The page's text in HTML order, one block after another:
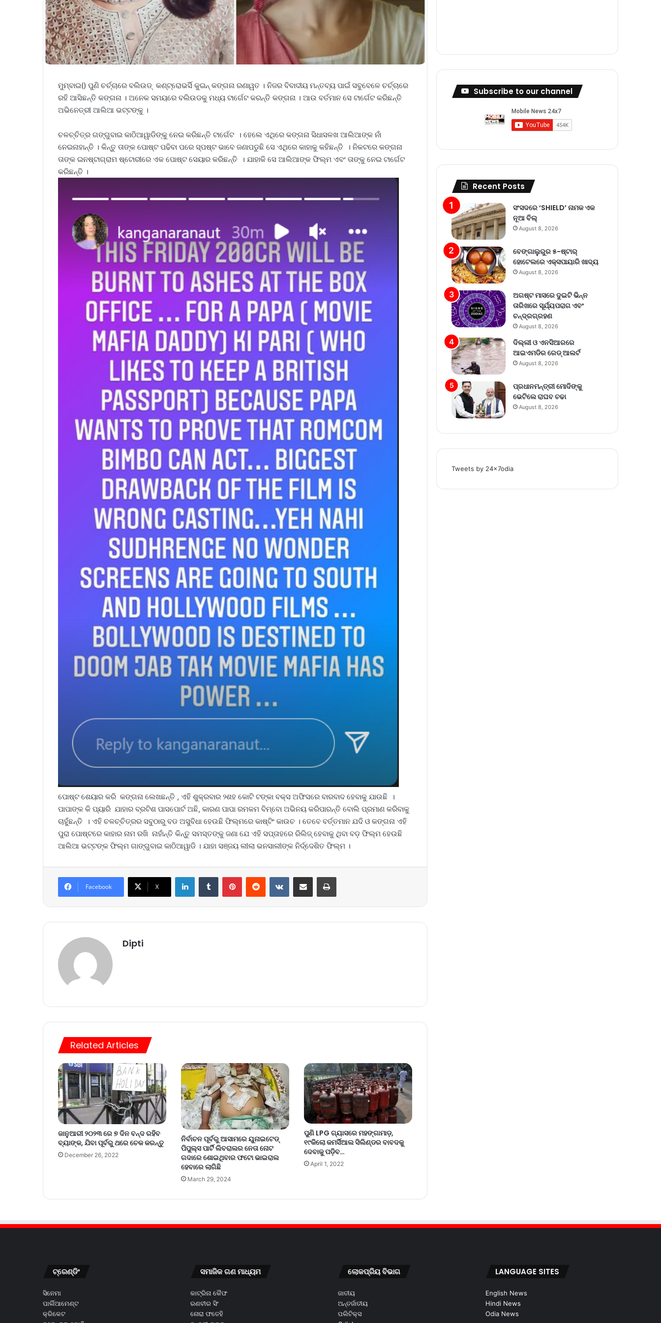
ମୁମ୍ବାଇ() ପୁଣି ଚର୍ଚ୍ଚାରେ ବଲିଉଡ୍ କଣ୍ଟ୍ରୋଭର୍ସି କୁଇନ୍ କଙ୍ଗନା ରଣାୱତ । ନିଜର ବିବାଦୀୟ ମନ୍ତବ୍ୟ ପାଇଁ ସବୁବେଳେ ଚର୍ଚ୍ଚାରେ
ରହି ଆସିଛନ୍ତି କଙ୍ଗନା । ଅନେକ ସମୟରେ ବଲିଉଡକୁ ମଧ୍ୟ ଟାର୍ଗେଟ କରନ୍ତି କଙ୍ଗନା । ଆଉ ବର୍ତମାନ ସେ ଟାର୍ଗେଟ କରିଛନ୍ତି
ଅଭିନେତ୍ରୀ ଆଲିଆ ଭଟ୍ଟଙ୍କୁ ।
ଚଳଚ୍ଚିତ୍ର ଗଙ୍ଗୁବାଇ କାଠିଆୱାଡିଙ୍କୁ ନେଇ କରିଛନ୍ତି ଟାର୍ଗେଟ । ହେଲେ ଏଥିରେ କଙ୍ଗନା ସିଧାସଳଖ ଆଲିଆଙ୍କ ନାଁ
ନେଇନାହାନ୍ତି । କିନ୍ତୁ ତାଙ୍କ ପୋଷ୍ଟ ପଢିବା ପରେ ସ୍ପଷ୍ଟ ଭାବେ ଜଣାପଡୁଛି ସେ ଏଥିରେ କାହାକୁ କହିଛନ୍ତି । ନିକଟରେ କଙ୍ଗନା
ତାଙ୍କ ଇନଷ୍ଟାଗ୍ରାମ ଷ୍ଟୋରୀରେ ଏକ ପୋଷ୍ଟ ସେୟାର କରିଛନ୍ତି । ଯାହାକି ସେ ଆଲିଆଙ୍କ ଫିଲ୍ମ ଏବଂ ତାଙ୍କୁ ନେଇ ଟାର୍ଗେଟ
କରିଛନ୍ତି ।
ପୋଷ୍ଟ ଶେୟାର କରି କଙ୍ଗନା ଲେଖଛନ୍ତି , ଏହି ଶୁକ୍ରବାର ୨ଶହ କୋଟି ଟଙ୍କା ବକ୍ସ ଅଫିସରେ ବାରବାଦ ହେବାକୁ ଯାଉଛି ।
ପାପାଙ୍କ କି ପ୍ୟାରି ଯାହାର ବ୍ରଟିଶ ପାସପୋର୍ଟ ଅଛି, କାରଣ ପାପା ରମକମ ବିମ୍ବୋ ଅଭିନୟ କରିପାରନ୍ତି ବୋଲି ପ୍ରମାଣ କରିବାକୁ
ଚାହୁଁଛନ୍ତି । ଏହି ଚଳଚ୍ଚିତ୍ରର ସବୁଠାରୁ ବଡ ଅସୁବିଧା ହେଉଛି ଫିଲ୍ମରେ କାଷ୍ଟିଂ କାଉଚ । ତେବେ ବର୍ତ୍ତମାନ ଯଦି ଓ କଙ୍ଗନା ଏହି
ପୁରା ପୋଷ୍ଟରେ କାହାର ନାମ ରଖି ନାହାଁନ୍ତି କିନ୍ତୁ ସମସ୍ତଙ୍କୁ ଜଣା ଯେ ଏହି ସପ୍ତାହରେ ରିଲିଜ୍ ହେବାକୁ ଥିବା ବଡ଼ ଫିଲ୍ମ ହେଉଛି
ଆଲିଆ ଭଟ୍ଟଙ୍କ ଫିଲ୍ମ ଗାଙ୍ଗୁବାଇ କାଠିଆୱାଡି । ଯାହା ସଞ୍ଜୟ ଲୀଲା ଭନସାଲୀଙ୍କ ନିର୍ଦ୍ଦେଶିତ ଫିଲ୍ମ ।
Facebook X
Dipti
Related Articles
ଜାନୁଆରୀ ୨୦୨୩ ରେ ୭ ଦିନ ବନ୍ଦ ରହିବ
ବ୍ୟାଙ୍କ, ଯିବା ପୂର୍ବରୁ ଥରେ ଚେକ କରନ୍ତୁ
December 26, 2022
ନିର୍ବାଚନ ପୂର୍ବରୁ ଆସାମରେ ୟୁନାଇଟେଡ୍
ପିପୁଲ୍ସ ପାର୍ଟି ଲିବରାଲର ନେତା ନୋଟ
ଗଦାରେ ଶୋଇଥିବାର ଫଟୋ ଭାଇରାଲ
ହେବାରେ ଲାଗିଛି
March 29, 2024
ପୁଣି LPG ଗ୍ୟାସରେ ମହଙ୍ଗାମାଡ଼,
୧୯କିଲୋ କମର୍ସିଆଲ ସିଲିଣ୍ଡର ବାବଦକୁ
ଦେବାକୁ ପଡ଼ିବ…
April 1, 2022
Subscribe to our channel
Recent Posts
ସଂସଦରେ ‘SHIELD’ ନାମକ ଏକ
ନୂଆ ବିଲ୍
August 8, 2026
ବେଙ୍ଗାଲୁରୁର ୫-ଷ୍ଟାର୍
ହୋଟେଲରେ ଏକ୍ସପାୟାରି ଖାଦ୍ୟ
August 8, 2026
ଅଗଷ୍ଟ ମାସରେ ଦୁଇଟି ଭିନ୍ନ
ତାରିଖରେ ସୂର୍ଯ୍ୟପରାଗ ଏବଂ
ଚନ୍ଦ୍ରଗ୍ରହଣ
August 8, 2026
ଦିଲ୍ଲୀ ଓ ଏନସିଆରରେ
ଆଇଏମଡିର ରେଡ୍‌ ଆଲର୍ଟ
August 8, 2026
ପ୍ରଧାନମନ୍ତ୍ରୀ ମୋଦିଙ୍କୁ
ଭେଟିଲେ ରାଘବ ଚଢା
August 8, 2026
Tweets by 24x7odia
ଟ୍ରେଣ୍ଡିଂ
ସିନେମା
ପାର୍ଲିଆମେଣ୍ଟ
କ୍ରିକେଟ
ସମାଜିକ ଗଣ ମାଧ୍ୟମ
କାଟ୍ରିନା କୈଫ
ରଣବୀର ସିଂ
ନୋରା ଫତେହି
ଲୋକପ୍ରିୟ ବିଭାଗ
ଜାତୀୟ
ଅନ୍ତର୍ଜାତୀୟ
ପଲିଟିକ୍ସ
LANGUAGE SITES
English News
Hindi News
Odia News